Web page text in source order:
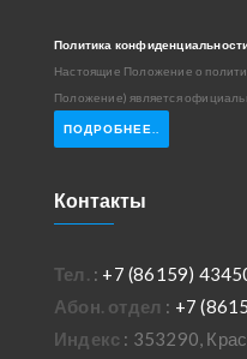
Политика
Настоящие Положение о
Положение) является
ПОДРОБНЕЕ..
Контакты
Тел. : +7 (86159)
Абон. отдел : +7
Индекс : 353290,